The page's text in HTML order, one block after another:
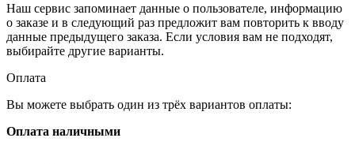
Наш сервис запоминает данные о пользователе, информацию
о заказе и в следующий раз предложит вам повторить к вводу
данные предыдущего заказа. Если условия вам не подходят,
выбирайте другие варианты.
Оплата
Вы можете выбрать один из трёх вариантов оплаты:
Оплата наличными